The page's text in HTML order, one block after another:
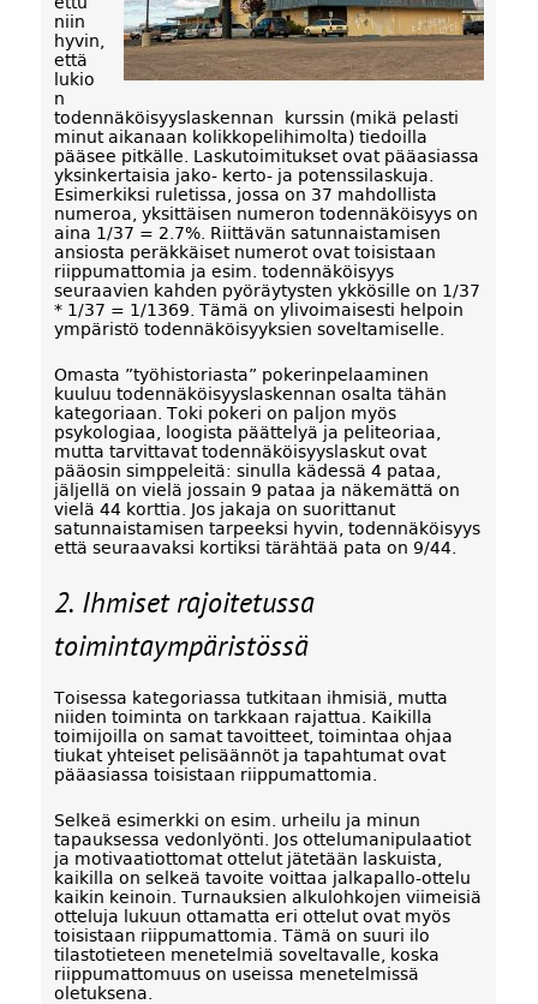
niin
hyvin,
että
lukio
n
todennäköisyyslaskennan kurssin (mikä pelasti
minut aikanaan kolikkopelihimolta) tiedoilla
pääsee pitkälle. Laskutoimitukset ovat pääasiassa
yksinkertaisia jako- kerto- ja potenssilaskuja.
Esimerkiksi ruletissa, jossa on 37 mahdollista
numeroa, yksittäisen numeron todennäköisyys on
aina 1/37 = 2.7%. Riittävän satunnaistamisen
ansiosta peräkkäiset numerot ovat toisistaan
riippumattomia ja esim. todennäköisyys
seuraavien kahden pyöräytysten ykkösille on 1/37
* 1/37 = 1/1369. Tämä on ylivoimaisesti helpoin
ympäristö todennäköisyyksien soveltamiselle.
Omasta ”työhistoriasta” pokerinpelaaminen
kuuluu todennäköisyyslaskennan osalta tähän
kategoriaan. Toki pokeri on paljon myös
psykologiaa, loogista päättelyä ja peliteoriaa,
mutta tarvittavat todennäköisyyslaskut ovat
pääosin simppeleitä: sinulla kädessä 4 pataa,
jäljellä on vielä jossain 9 pataa ja näkemättä on
vielä 44 korttia. Jos jakaja on suorittanut
satunnaistamisen tarpeeksi hyvin, todennäköisyys
että seuraavaksi kortiksi tärähtää pata on 9/44.
2. Ihmiset rajoitetussa
toimintaympäristössä
Toisessa kategoriassa tutkitaan ihmisiä, mutta
niiden toiminta on tarkkaan rajattua. Kaikilla
toimijoilla on samat tavoitteet, toimintaa ohjaa
tiukat yhteiset pelisäännöt ja tapahtumat ovat
pääasiassa toisistaan riippumattomia.
Selkeä esimerkki on esim. urheilu ja minun
tapauksessa vedonlyönti. Jos ottelumanipulaatiot
ja motivaatiottomat ottelut jätetään laskuista,
kaikilla on selkeä tavoite voittaa jalkapallo-ottelu
kaikin keinoin. Turnauksien alkulohkojen viimeisiä
otteluja lukuun ottamatta eri ottelut ovat myös
toisistaan riippumattomia. Tämä on suuri ilo
tilastotieteen menetelmiä soveltavalle, koska
riippumattomuus on useissa menetelmissä
oletuksena.